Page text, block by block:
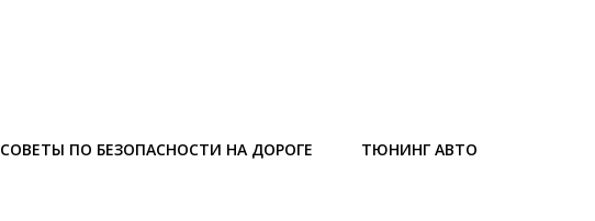
СОВЕТЫ ПО БЕЗОПАСНОСТИ НА ДОРОГЕ ТЮНИНГ АВТО